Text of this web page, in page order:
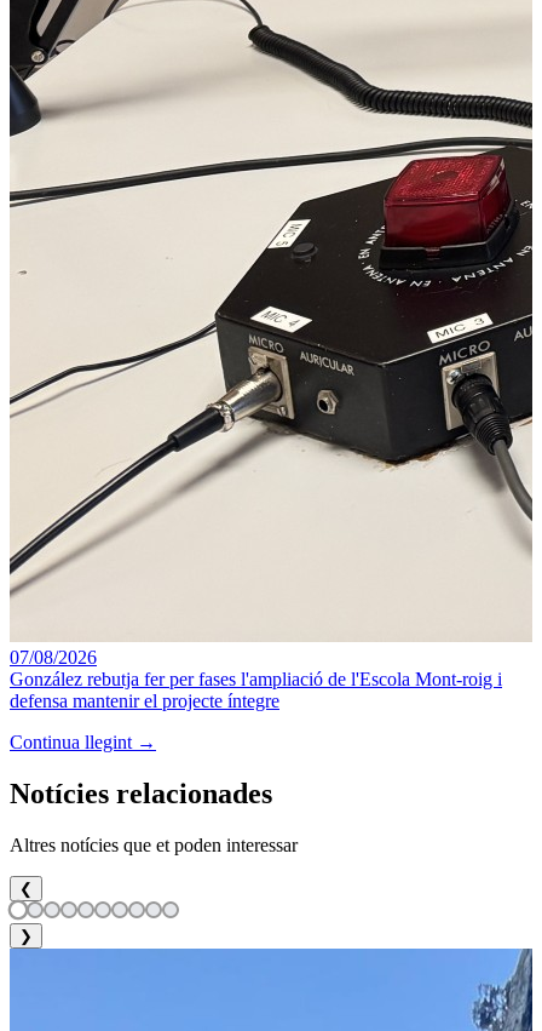
07/08/2026
González rebutja fer per fases l'ampliació de l'Escola Mont-roig i
defensa mantenir el projecte íntegre
Continua llegint →
Notícies relacionades
Altres notícies que et poden interessar
❮
❯